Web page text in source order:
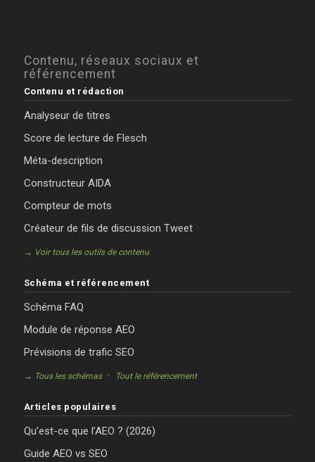
Contenu, réseaux sociaux et
référencement
Contenu et rédaction
Analyseur de titres
Score de lecture de Flesch
Méta-description
Constructeur AIDA
Compteur de mots
Créateur de fils de discussion Tweet
→ Voir tous les outils de contenu
Schéma et référencement
Schéma FAQ
Module de réponse AEO
Prévisions de trafic SEO
→ Tous les schémas· Tout le référencement
Articles populaires
Qu’est-ce que l’AEO ? (2026)
Guide AEO vs SEO